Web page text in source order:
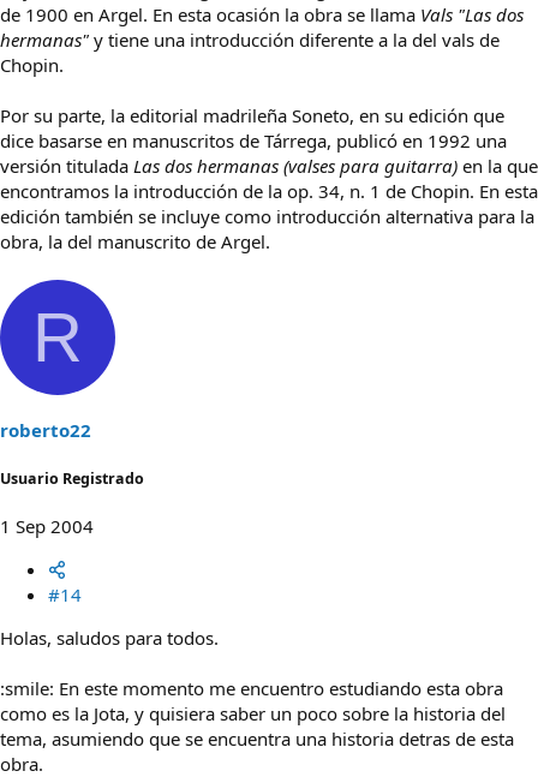
de 1900 en Argel. En esta ocasión la obra se llama Vals "Las dos
hermanas" y tiene una introducción diferente a la del vals de
Chopin.
Por su parte, la editorial madrileña Soneto, en su edición que
dice basarse en manuscritos de Tárrega, publicó en 1992 una
versión titulada Las dos hermanas (valses para guitarra) en la que
encontramos la introducción de la op. 34, n. 1 de Chopin. En esta
edición también se incluye como introducción alternativa para la
obra, la del manuscrito de Argel.
R
roberto22
Usuario Registrado
1 Sep 2004
#14
Holas, saludos para todos.
:smile: En este momento me encuentro estudiando esta obra
como es la Jota, y quisiera saber un poco sobre la historia del
tema, asumiendo que se encuentra una historia detras de esta
obra.